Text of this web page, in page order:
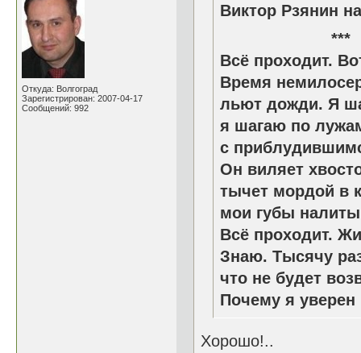
Откуда: Волгоград
Зарегистрирован: 2007-04-17
Сообщений: 992
Виктор Рзянин
Всё проходит.
Время
льют дожди. Я
я шагаю по
с
Он виляет
тычет мордой в
мои губы
Всё проходит.
Знаю. Тысячу
что не будет
Почему я
Хорошо!..